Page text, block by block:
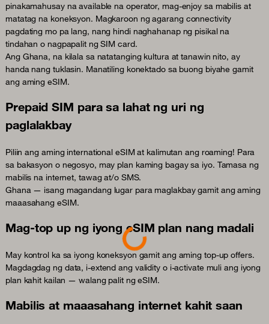
pinakamahusay na available na operator, mag-enjoy sa mabilis at
matatag na koneksyon. Magkaroon ng agarang connectivity
pagdating mo pa lang, nang hindi naghahanap ng pisikal na
tindahan o nagpapalit ng SIM card.
Ang Ghana, na kilala sa natatanging kultura at tanawin nito, ay
handa nang tuklasin. Manatiling konektado sa buong biyahe gamit
ang aming eSIM.
Prepaid SIM para sa lahat ng uri ng
paglalakbay
Piliin ang aming international eSIM at kalimutan ang roaming! Para
sa bakasyon o negosyo, may plan kaming bagay sa iyo. Tamasa ng
mabilis na internet, tawag at/o SMS.
Ghana — isang magandang lugar para maglakbay gamit ang aming
maaasahang eSIM.
Mag-top up ng iyong eSIM plan nang madali
May kontrol ka sa iyong koneksyon gamit ang aming top-up offers.
Magdagdag ng data, i-extend ang validity o i-activate muli ang iyong
plan kahit kailan — walang palit ng eSIM.
Mabilis at maaasahang internet kahit saan
Loading...